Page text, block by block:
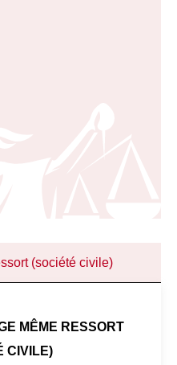
(société civile)
MÊME RESSORT
CIVILE)